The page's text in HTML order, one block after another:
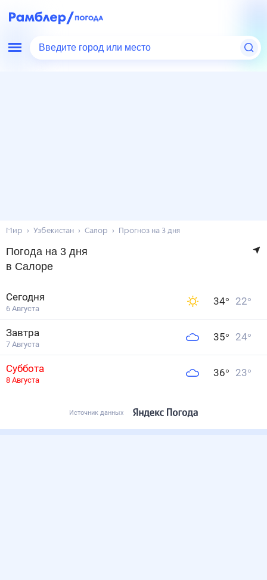
Введите город или место
Мир Узбекистан Салор Прогноз на 3 дня
Погода на 3 дня
в Салоре
Сегодня
6 Августа
34° 22°
Завтра
7 Августа
35° 24°
Суббота
8 Августа
36° 23°
Источник данных